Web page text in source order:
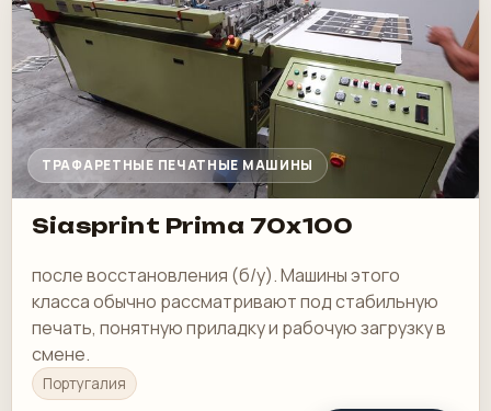
ТРАФАРЕТНЫЕ ПЕЧАТНЫЕ МАШИНЫ
Siasprint Prima 70x100
после восстановления (б/у). Машины этого
класса обычно рассматривают под стабильную
печать, понятную приладку и рабочую загрузку в
смене.
Португалия